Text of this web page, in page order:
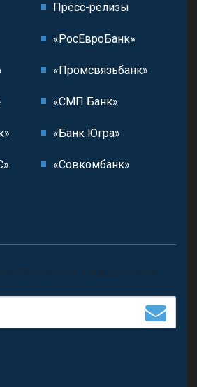
Пресс-релизы
«РосЕвроБанк»
«Промсвязьбанк»
«СМП Банк»
«Банк Югра»
«Совкомбанк»
обновления и предложения.